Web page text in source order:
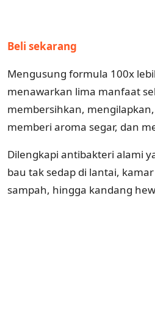
Beli sekarang
Mengusung formula 100x
menawarkan lima manfaat
membersihkan,
memberi aroma segar, dan
Dilengkapi antibakteri alami
bau tak sedap di lantai,
sampah, hingga kandang